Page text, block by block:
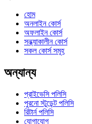
হোম
অনলাইন কোর্স
অফলাইন কোর্স
সন্ধ্যাকালীন কোর্স
সকল কোর্স সমূহ
অন্যান্য
প্রাইভেসি পলিসি
পুরনো স্টুডেন্ট পলিসি
রিটার্ন পলিসি
যোগাযোগ